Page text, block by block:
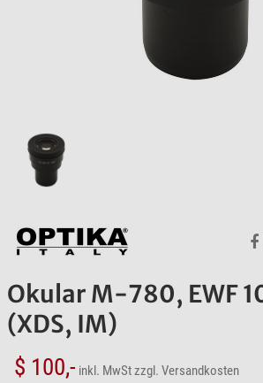
Okular M-780, EWF
(XDS, IM)
$ 100,- inkl. MwStzzgl. Versandkosten